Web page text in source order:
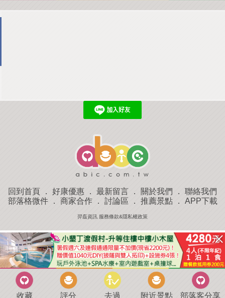
回到首頁 ． 好康優惠 ． 最新留言 ． 關於我們 ． 聯絡我們
部落格微件． 商家合作． 討論區 ． 推薦景點． APP下載
羿磊資訊 服務條款&隱私權政策
收藏 評分 去過 附近景點 部落客分享